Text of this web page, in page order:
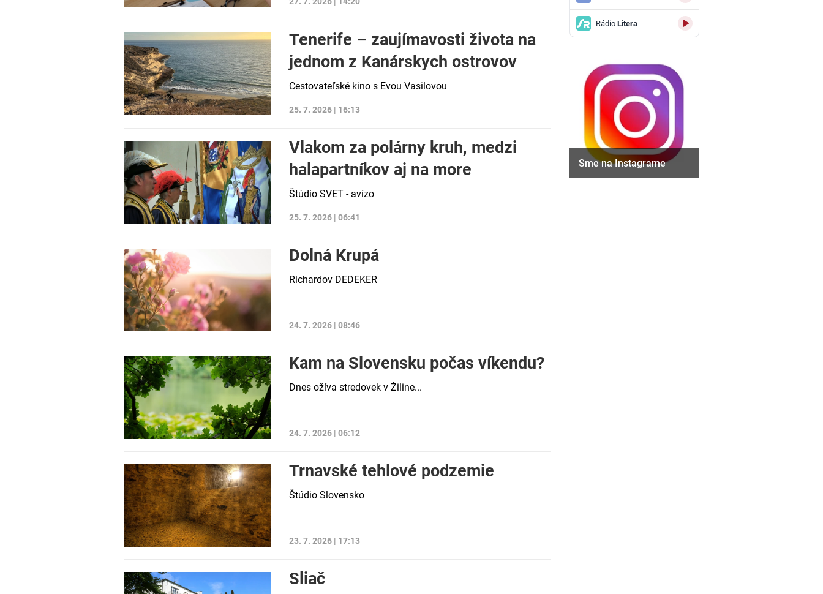
Tenerife – zaujímavosti života na
jednom z Kanárskych ostrovov
Cestovateľské kino s Evou Vasilovou
25. 7. 2026 | 16:13
Vlakom za polárny kruh, medzi
halapartníkov aj na more
Štúdio SVET - avízo
25. 7. 2026 | 06:41
Dolná Krupá
Richardov DEDEKER
24. 7. 2026 | 08:46
Kam na Slovensku počas víkendu?
Dnes ožíva stredovek v Žiline...
24. 7. 2026 | 06:12
Trnavské tehlové podzemie
Štúdio Slovensko
23. 7. 2026 | 17:13
Sliač
RádioLitera
Sme na Instagrame